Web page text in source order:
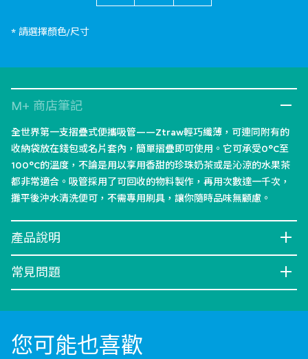
* 請選擇顏色/尺寸
M+ 商店筆記
全世界第一支摺疊式便攜吸管——Ztraw輕巧纖薄，可連同附有的
收納袋放在錢包或名片套內，簡單摺疊即可使用。它可承受0°C至
100°C的溫度，不論是用以享用香甜的珍珠奶茶或是沁涼的水果茶
都非常適合。吸管採用了可回收的物料製作，再用次數達一千次，
攤平後沖水清洗便可，不需專用刷具，讓你隨時品味無顧慮。
產品說明
常見問題
您可能也喜歡